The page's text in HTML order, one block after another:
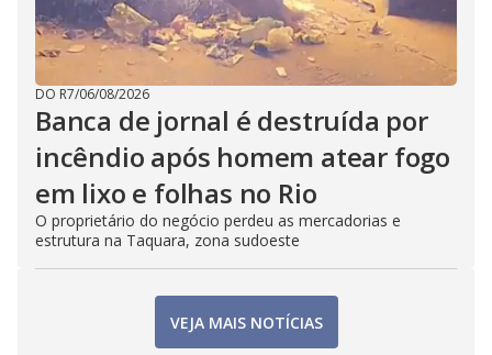
DO R7/06/08/2026
Banca de jornal é destruída por
incêndio após homem atear fogo
em lixo e folhas no Rio
O proprietário do negócio perdeu as mercadorias e
estrutura na Taquara, zona sudoeste
VEJA MAIS NOTÍCIAS